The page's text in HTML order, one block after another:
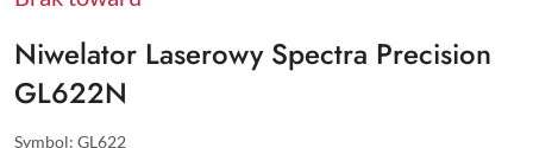
Niwelator Laserowy Spectra Precision
GL622N
Symbol: GL622